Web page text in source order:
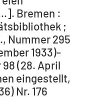
Bremen :
;
Nummer 295
1933)-
(28. April
eingestellt,
Nr. 176